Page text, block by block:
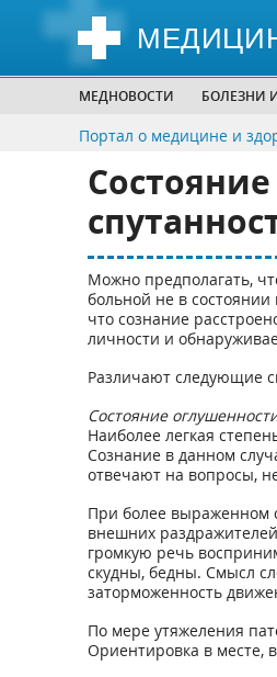
МЕДНОВОСТИ БОЛЕЗНИ
Портал о медицине и
Можно предполагать,
больной не в
что сознание
личности и
Различают следующие
Состояние
Наиболее легкая
Сознание в данном
отвечают на вопросы,
При более выраженном
внешних
громкую речь
скудны, бедны. Смысл
заторможенность
По мере утяжеления
Ориентировка в месте,